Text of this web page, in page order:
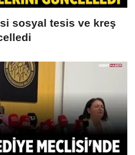
sosyal tesis ve kreş